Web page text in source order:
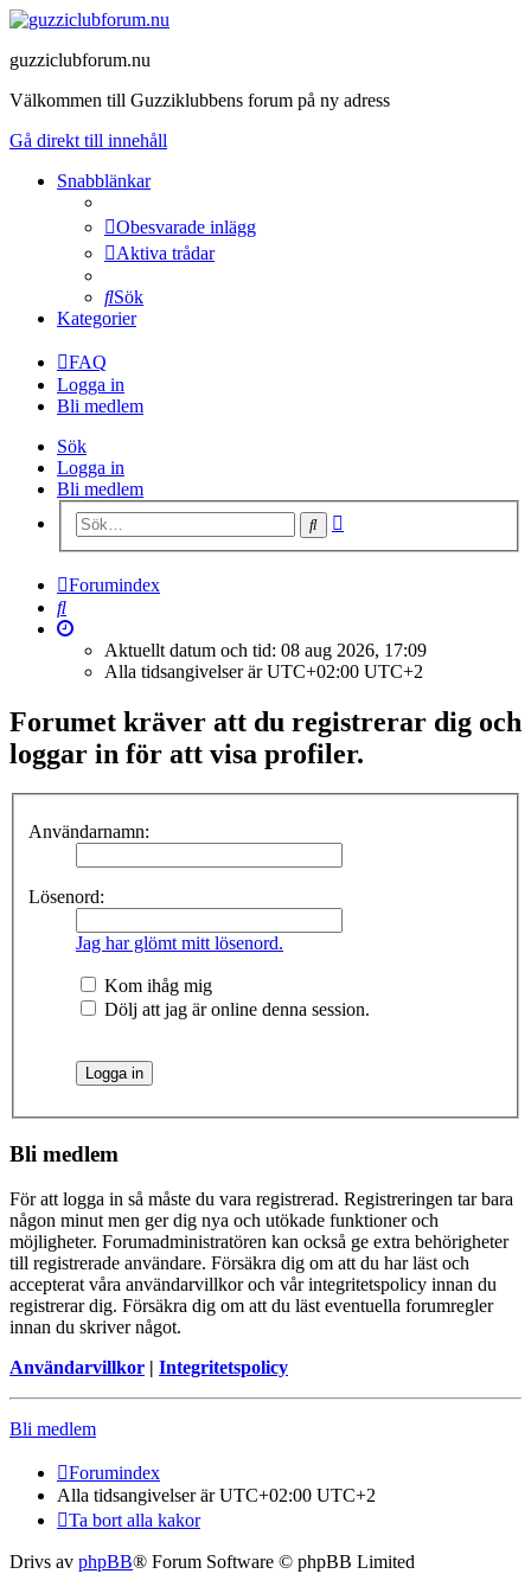
guzziclubforum.nu
Välkommen till Guzziklubbens forum på ny adress
Gå direkt till innehåll
Snabblänkar
Obesvarade inlägg
Aktiva trådar
Sök
Kategorier
FAQ
Logga in
Bli medlem
Sök
Logga in
Bli medlem
Sök
Forumindex
Sök
Aktuellt datum och tid: 08 aug 2026, 17:09
Alla tidsangivelser är UTC+02:00 UTC+2
Forumet kräver att du registrerar dig och
loggar in för att visa profiler.
Användarnamn:
Lösenord:
Jag har glömt mitt lösenord.
Kom ihåg mig
Dölj att jag är online denna session.
Bli medlem
För att logga in så måste du vara registrerad. Registreringen tar bara
någon minut men ger dig nya och utökade funktioner och
möjligheter. Forumadministratören kan också ge extra behörigheter
till registrerade användare. Försäkra dig om att du har läst och
accepterat våra användarvillkor och vår integritetspolicy innan du
registrerar dig. Försäkra dig om att du läst eventuella forumregler
innan du skriver något.
Användarvillkor | Integritetspolicy
Bli medlem
Forumindex
Alla tidsangivelser är UTC+02:00 UTC+2
Ta bort alla kakor
Drivs av phpBB® Forum Software © phpBB Limited